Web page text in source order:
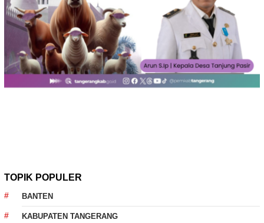
TOPIK POPULER
BANTEN
KABUPATEN TANGERANG